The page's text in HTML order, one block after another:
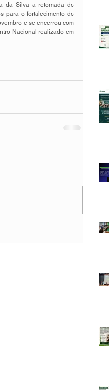
da Silva a retomada do
para o fortalecimento do
e se encerrou com
Nacional realizado em